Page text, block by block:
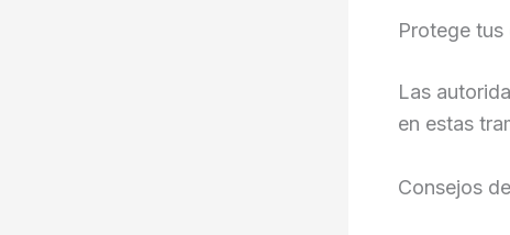
Protege
Las
en estas
Consejos